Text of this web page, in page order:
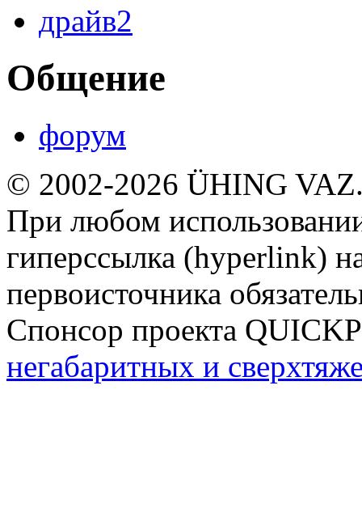
драйв2
Общение
форум
© 2002-2026 ÜHING
При любом
гиперссылка (hyperlink)
первоисточника
Спонсор проекта
негабаритных и